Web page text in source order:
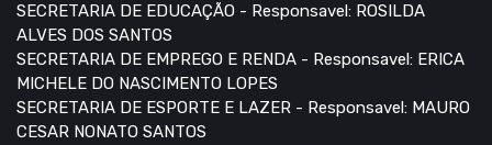
SECRETARIA DE EDUCAÇÃO - Responsavel: ROSILDA
ALVES DOS SANTOS
SECRETARIA DE EMPREGO E RENDA - Responsavel: ERICA
MICHELE DO NASCIMENTO LOPES
SECRETARIA DE ESPORTE E LAZER - Responsavel: MAURO
CESAR NONATO SANTOS